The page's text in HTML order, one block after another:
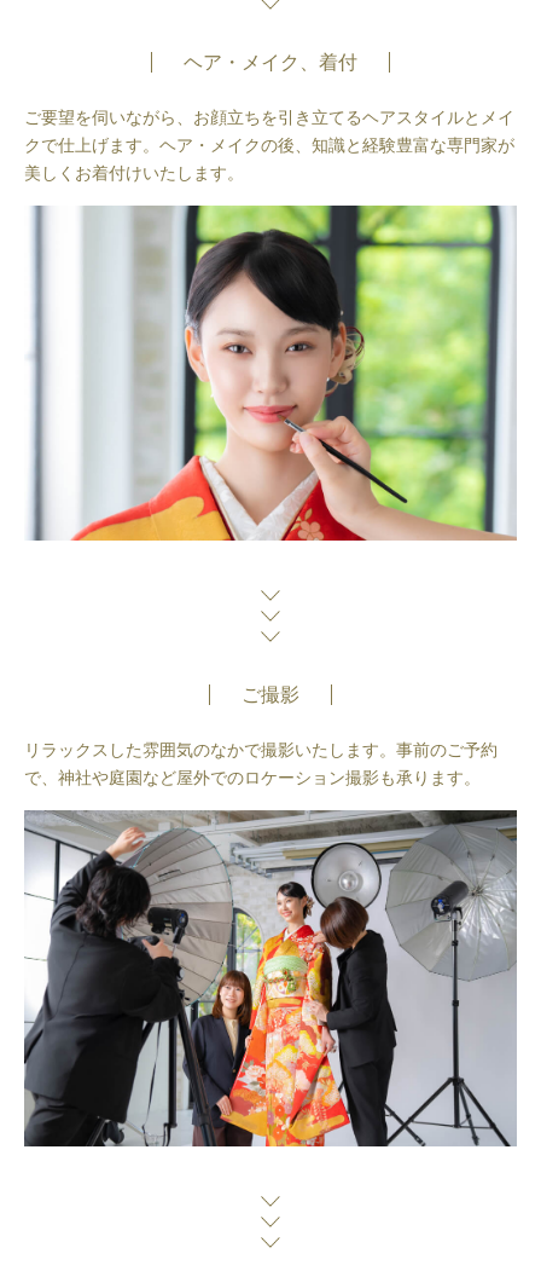
ヘア・メイク、着付
ご要望を伺いながら、お顔立ちを引き立てるヘアスタイルとメイ
クで仕上げます。ヘア・メイクの後、知識と経験豊富な専門家が
美しくお着付けいたします。
ご撮影
リラックスした雰囲気のなかで撮影いたします。事前のご予約
で、神社や庭園など屋外でのロケーション撮影も承ります。